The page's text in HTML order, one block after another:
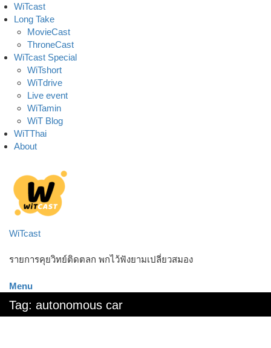
Skip
to
content
WiTcast
Long Take
MovieCast
ThroneCast
WiTcast Special
WiTshort
WiTdrive
Live event
WiTamin
WiT Blog
WiTThai
About
WiTcast
รายการคุยวิทย์ติดตลก พกไว้ฟังยามเปลี่ยวสมอง
Menu
Tag: autonomous car